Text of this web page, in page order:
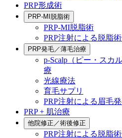
PRP形成術
PRP-MI脱脂術
PRP-MI脱脂術
PRP注射による脱脂
PRP発毛／薄毛治療
p-Scalp（ピー・スカ
療
光線療法
育毛サプリ
PRP注射による眉毛
PRP + 肌治療
他院修正／術後修正
PRP注射による脱脂